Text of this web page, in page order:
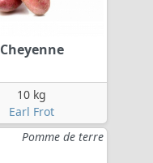
Cheyenne
10 kg
Earl Frot
Pomme de terre